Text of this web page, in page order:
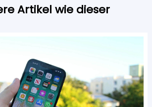
Artikel wie dieser